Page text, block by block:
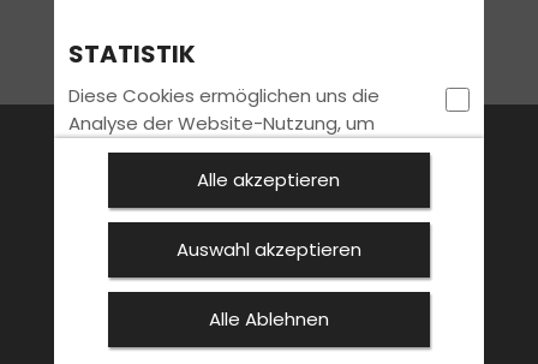
FAHRSCHULE FüHRERSCHEIN
AKTUELLES
KONTAKT SPECIALS
Bleib immer auf dem neuesten Stand:
Jetzt Newsletter abonnieren
STATISTIK
Diese Cookies ermöglichen uns die
Analyse der Website-Nutzung, um
unser Angebot laufend verbessern
können. Hierfür möchten wir
statistische Informationen ohne
COOKIES ANZEIGEN >
MARKETING
Alle akzeptieren
Auswahl akzeptieren
Alle Ablehnen